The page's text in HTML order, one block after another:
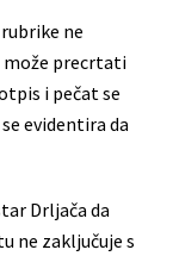
ne
može precrtati
i pečat se
evidentira da
Drljača da
ne zaključuje s